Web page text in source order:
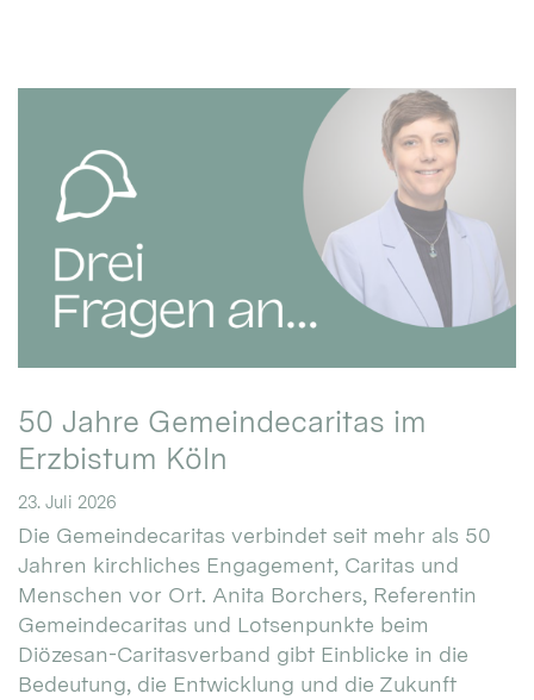
50 Jahre Gemeindecaritas im
Erzbistum Köln
23. Juli 2026
Die Gemeindecaritas verbindet seit mehr als 50
Jahren kirchliches Engagement, Caritas und
Menschen vor Ort. Anita Borchers, Referentin
Gemeindecaritas und Lotsenpunkte beim
Diözesan-Caritasverband gibt Einblicke in die
Bedeutung, die Entwicklung und die Zukunft